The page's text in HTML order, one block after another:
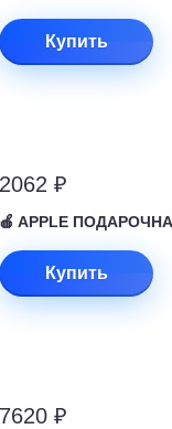
Купить
2062 ₽
🍎 APPLE
Купить
7620 ₽